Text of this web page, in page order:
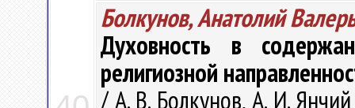
Болкунов, Анатолий
Духовность в
религиозной
/ А. В. Болкунов, А. И.